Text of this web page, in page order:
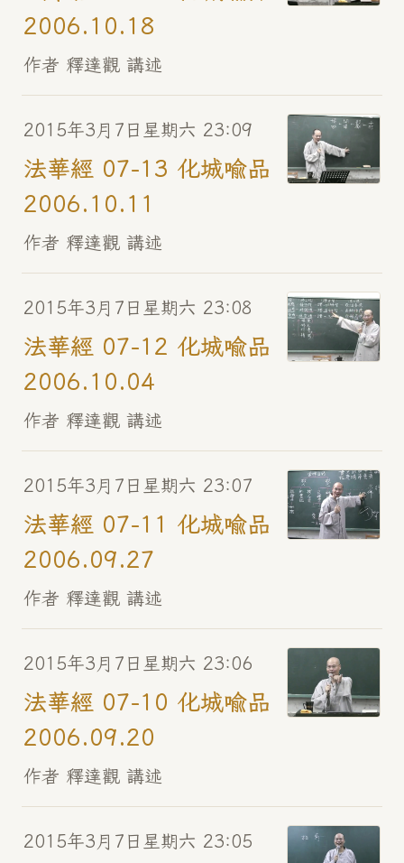
2006.10.18
作者 釋達觀 講述
2015年3月7日星期六 23:09
法華經 07-13 化城喻品
2006.10.11
作者 釋達觀 講述
2015年3月7日星期六 23:08
法華經 07-12 化城喻品
2006.10.04
作者 釋達觀 講述
2015年3月7日星期六 23:07
法華經 07-11 化城喻品
2006.09.27
作者 釋達觀 講述
2015年3月7日星期六 23:06
法華經 07-10 化城喻品
2006.09.20
作者 釋達觀 講述
2015年3月7日星期六 23:05